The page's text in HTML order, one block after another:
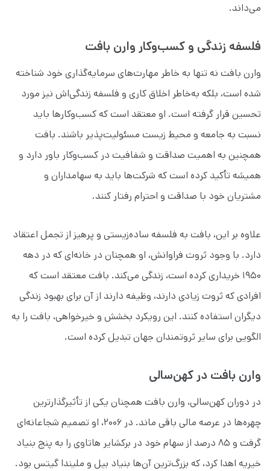
می‌داند.
فلسفه زندگی و کسب‌وکار وارن بافت
وارن بافت نه تنها به خاطر مهارت‌های سرمایه‌گذاری خود شناخته
شده است، بلکه به‌خاطر اخلاق کاری و فلسفه زندگی‌اش نیز مورد
تحسین قرار گرفته است. او معتقد است که کسب‌وکارها باید
نسبت به جامعه و محیط زیست مسئولیت‌پذیر باشند. بافت
همچنین به اهمیت صداقت و شفافیت در کسب‌وکار باور دارد و
همیشه تأکید کرده است که شرکت‌ها باید به سهامداران و
مشتریان خود با صداقت و احترام رفتار کنند.
علاوه بر این، بافت به فلسفه ساده‌زیستی و پرهیز از تجمل اعتقاد
دارد. با وجود ثروت فراوانش، او همچنان در خانه‌ای که در دهه
۱۹۵۰ خریداری کرده است، زندگی می‌کند. بافت معتقد است که
افرادی که ثروت زیادی دارند، وظیفه دارند از آن برای بهبود زندگی
دیگران استفاده کنند. این رویکرد بخشش و خیرخواهی، بافت را به
الگویی برای سایر ثروتمندان جهان تبدیل کرده است.
وارن بافت در کهن‌سالی
در دوران کهن‌سالی، وارن بافت همچنان یکی از تأثیرگذارترین
چهره‌ها در عرصه مالی باقی ماند. در ۲۰۰۶، او تصمیم شجاعانه‌ای
گرفت و ۸۵ درصد از سهام خود در برکشایر هاتاوی را به پنج بنیاد
خیریه اهدا کرد، که بزرگ‌ترین آن‌ها بنیاد بیل و ملیندا گیتس بود.